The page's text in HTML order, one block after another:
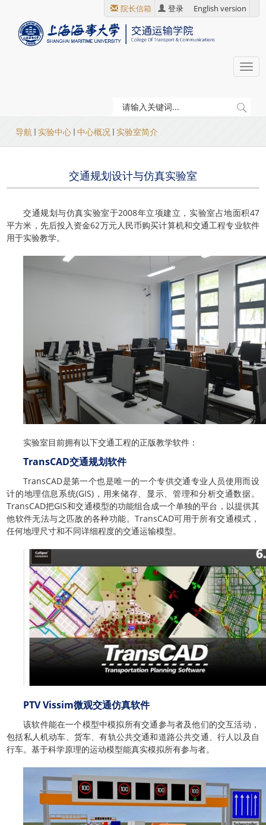
院长信箱 登录 English version
当
前
置
导航 实验中心 中心概况 实验室简介
交通规划设计与仿真实验室
交通规划与仿真实验室于2008年立项建立，实验室占地面积47
平方米，先后投入资金62万元人民币购买计算机和交通工程专业软件
用于实验教学。
实验室目前拥有以下交通工程的正版教学软件：
TransCAD交通规划软件
TransCAD是第一个也是唯一的一个专供交通专业人员使用而设
计的地理信息系统(GIS)，用来储存、显示、管理和分析交通数据。
TransCAD把GIS和交通模型的功能组合成一个单独的平台，以提供其
他软件无法与之匹敌的各种功能。TransCAD可用于所有交通模式，
任何地理尺寸和不同详细程度的交通运输模型。
PTV Vissim微观交通仿真软件
该软件能在一个模型中模拟所有交通参与者及他们的交互活动，
包括私人机动车、货车、有轨公共交通和道路公共交通、行人以及自
行车。基于科学原理的运动模型能真实模拟所有参与者。